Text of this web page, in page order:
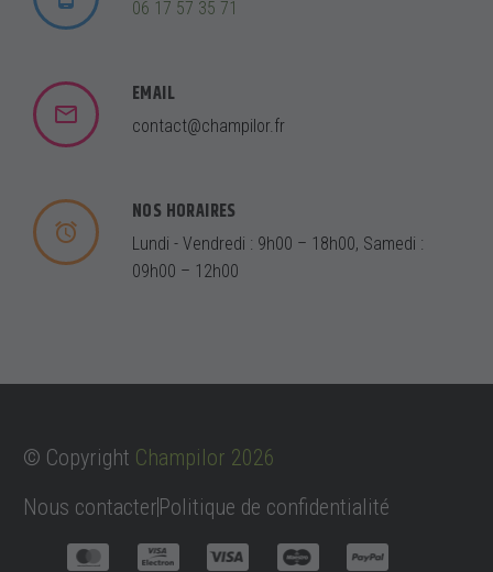
06 17 57 35 71
EMAIL
contact@champilor.fr
NOS HORAIRES
Lundi - Vendredi : 9h00 – 18h00, Samedi :
09h00 – 12h00
© Copyright Champilor 2026
Nous contacterPolitique de confidentialité